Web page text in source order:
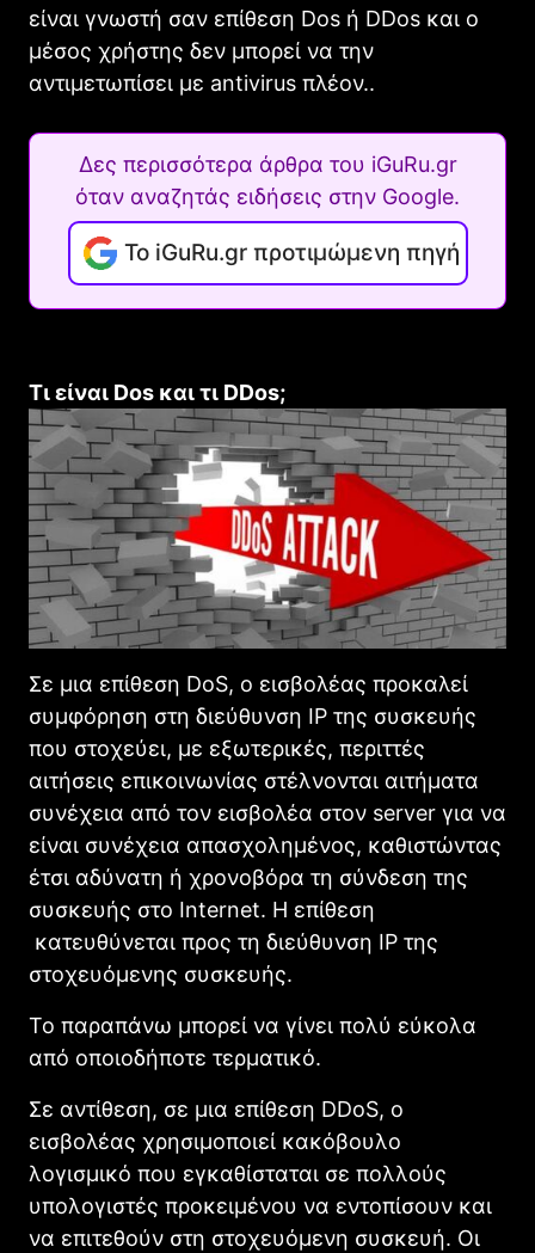
είναι γνωστή σαν επίθεση Dos ή DDos και ο
μέσος χρήστης δεν μπορεί να την
αντιμετωπίσει με antivirus πλέον..
Δες περισσότερα άρθρα του iGuRu.gr
όταν αναζητάς ειδήσεις στην Google.
Το iGuRu.gr προτιμώμενη πηγή
Τι είναι Dos και τι DDos;
Σε μια επίθεση DoS, ο εισβολέας προκαλεί
συμφόρηση στη διεύθυνση IP της συσκευής
που στοχεύει, με εξωτερικές, περιττές
αιτήσεις επικοινωνίας στέλνονται αιτήματα
συνέχεια από τον εισβολέα στον server για να
είναι συνέχεια απασχολημένος, καθιστώντας
έτσι αδύνατη ή χρονοβόρα τη σύνδεση της
συσκευής στο Internet. Η επίθεση
κατευθύνεται προς τη διεύθυνση IP της
στοχευόμενης συσκευής.
Το παραπάνω μπορεί να γίνει πολύ εύκολα
από οποιοδήποτε τερματικό.
Σε αντίθεση, σε μια επίθεση DDoS, ο
εισβολέας χρησιμοποιεί κακόβουλο
λογισμικό που εγκαθίσταται σε πολλούς
υπολογιστές προκειμένου να εντοπίσουν και
να επιτεθούν στη στοχευόμενη συσκευή. Οι